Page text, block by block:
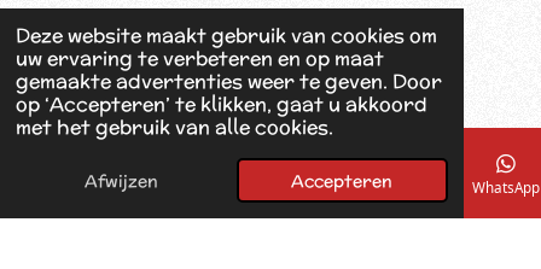
Deze website maakt gebruik van cookies om
uw ervaring te verbeteren en op maat
gemaakte advertenties weer te geven. Door
op ‘Accepteren’ te klikken, gaat u akkoord
met het gebruik van alle cookies.
Afwijzen Accepteren
o
o
k
E-mailadres Telefoonnummer Kaart Facebook WhatsApp